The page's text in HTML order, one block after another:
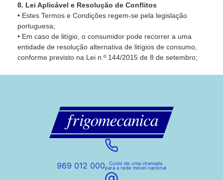
8. Lei Aplicável e Resolução de Conflitos
• Estes Termos e Condições regem-se pela legislação
portuguesa;
• Em caso de litígio, o consumidor pode recorrer a uma
entidade de resolução alternativa de litígios de consumo,
conforme previsto na Lei n.º 144/2015 de 8 de setembro;
969 012 000
Custo de uma chamada
para a rede móvel nacional